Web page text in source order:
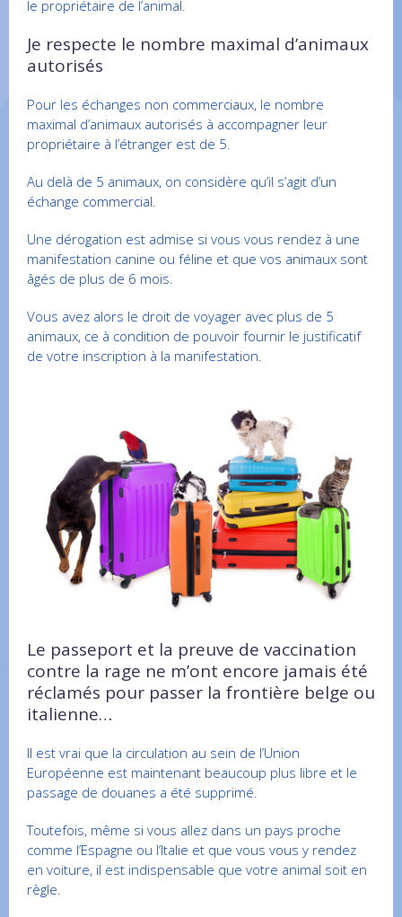
le propriétaire de l’animal.
Je respecte le nombre maximal d’animaux
autorisés
Pour les échanges non commerciaux, le nombre
maximal d’animaux autorisés à accompagner leur
propriétaire à l’étranger est de 5.
Au delà de 5 animaux, on considère qu’il s’agit d’un
échange commercial.
Une dérogation est admise si vous vous rendez à une
manifestation canine ou féline et que vos animaux sont
âgés de plus de 6 mois.
Vous avez alors le droit de voyager avec plus de 5
animaux, ce à condition de pouvoir fournir le justificatif
de votre inscription à la manifestation.
Le passeport et la preuve de vaccination
contre la rage ne m’ont encore jamais été
réclamés pour passer la frontière belge ou
italienne…
Il est vrai que la circulation au sein de l’Union
Européenne est maintenant beaucoup plus libre et le
passage de douanes a été supprimé.
Toutefois, même si vous allez dans un pays proche
comme l’Espagne ou l’Italie et que vous vous y rendez
en voiture, il est indispensable que votre animal soit en
règle.